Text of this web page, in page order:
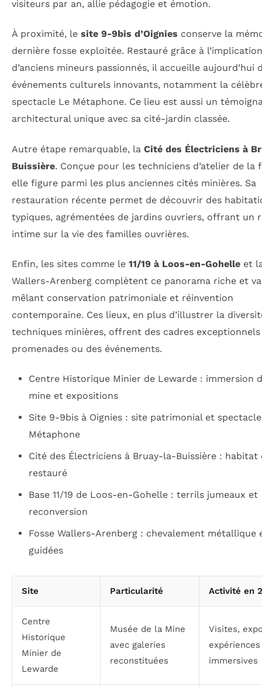
visiteurs par an, allie pédagogie et émotion.
À proximité, le site 9-9bis d’Oignies conserve la
dernière fosse exploitée. Restauré grâce à l’implication
d’anciens mineurs passionnés, il accueille aujourd’hui
événements culturels innovants, notamment la
spectacle Le Métaphone. Ce lieu est aussi un
architectural unique avec sa cité-jardin classée.
Autre étape remarquable, la Cité des Électriciens à
Buissière. Conçue pour les techniciens d’atelier de la
elle figure parmi les plus anciennes cités minières. Sa
restauration récente permet de découvrir des
typiques, agrémentées de jardins ouvriers, offrant un
intime sur la vie des familles ouvrières.
Enfin, les sites comme le 11/19 à Loos-en-Gohelle et
Wallers-Arenberg complètent ce panorama riche et
mêlant conservation patrimoniale et réinvention
contemporaine. Ces lieux, en plus d’illustrer la
techniques minières, offrent des cadres
promenades ou des événements.
Centre Historique Minier de Lewarde : immersion
mine et expositions
Site 9-9bis à Oignies : site patrimonial et
Métaphone
Cité des Électriciens à Bruay-la-Buissière : habitat
restauré
Base 11/19 de Loos-en-Gohelle : terrils jumeaux et
reconversion
Fosse Wallers-Arenberg : chevalement métallique
guidées
Site Particularité Activité en
Centre
Historique
Minier de
Lewarde
Musée de la Mine
avec galeries
reconstituées
Visites,
expériences
immersives